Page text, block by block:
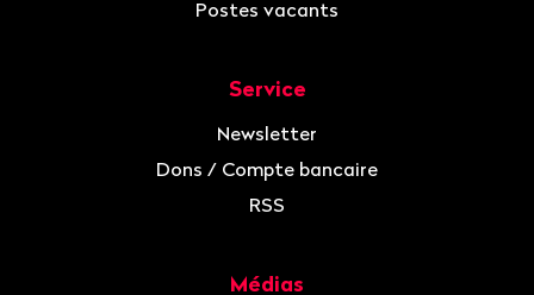
Postes vacants
Service
Newsletter
Dons / Compte bancaire
RSS
Médias